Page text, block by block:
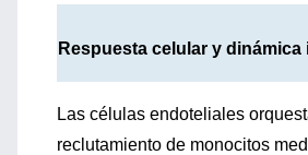
Respuesta celular y dinámica
Las células endoteliales
reclutamiento de monocitos